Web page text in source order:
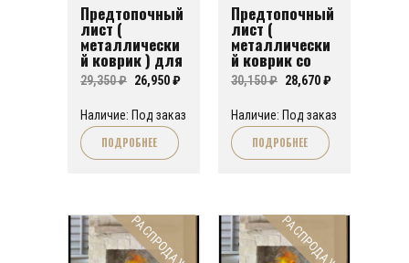
Предтопочный
лист (
металлически
й коврик ) для
печи или
камина FA№04
29,350₽ Первоначальная
составляла
29,350 ₽.
26,950₽Текущая
26,950 ₽.
Наличие: Под заказ
ПОДРОБНЕЕ
Предтопочный
лист (
металлически
й коврик со
скошенными
углами) для
печи или
камина FA№02
30,150₽ Первоначальная
составляла
30,150 ₽.
28,670₽Текущая
28,670 ₽.
Наличие: Под заказ
ПОДРОБНЕЕ
РАСПРОДАЖА! РАСПРОДАЖА!